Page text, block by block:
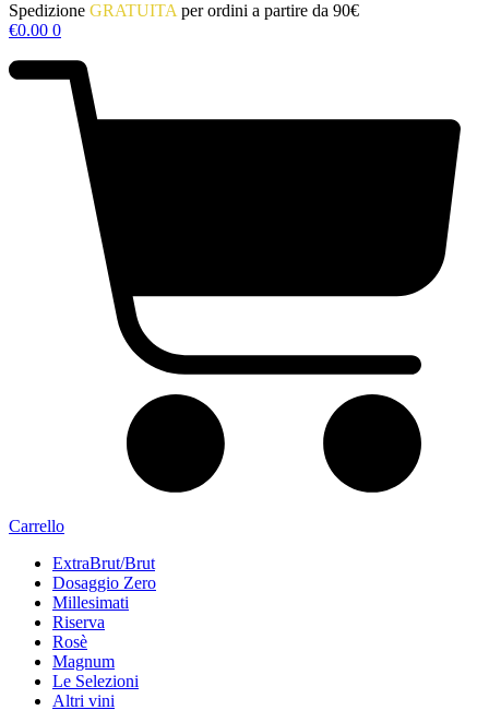
Spedizione GRATUITA per ordini a partire da 90€
€0.00 0
Carrello
ExtraBrut/Brut
Dosaggio Zero
Millesimati
Riserva
Rosè
Magnum
Le Selezioni
Altri vini